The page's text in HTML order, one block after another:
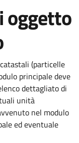
oggetto
(particelle
principale deve
dettagliato di
unità
nel modulo
ed eventuale